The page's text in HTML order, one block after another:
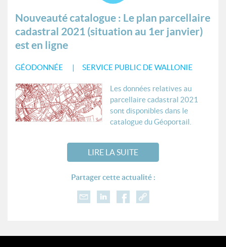
Nouveauté catalogue : Le plan parcellaire
cadastral 2021 (situation au 1er janvier)
est en ligne
GÉODONNÉE SERVICE PUBLIC DE WALLONIE
Les données relatives au
parcellaire cadastral 2021
sont disponibles dans le
catalogue du Géoportail.
LIRE LA SUITE
Partager cette actualité :